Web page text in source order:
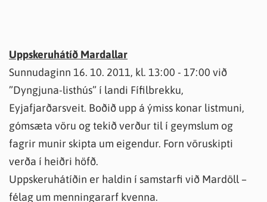
Uppskeruhátíð Mardallar
Sunnudaginn 16. 10. 2011, kl. 13:00 - 17:00 við
”Dyngjuna-listhús” í landi Fífilbrekku,
Eyjafjarðarsveit. Boðið upp á ýmiss konar listmuni,
gómsæta vöru og tekið verður til í geymslum og
fagrir munir skipta um eigendur. Forn vöruskipti
verða í heiðri höfð.
Uppskeruhátíðin er haldin í samstarfi við Mardöll –
félag um menningararf kvenna.